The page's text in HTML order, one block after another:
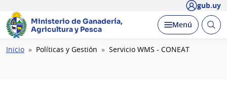
gub.uy
Ministerio de Ganadería,
Agricultura y Pesca
Desplegar
Menú Abrir
Ruta
Inicio Políticas y Gestión Servicio WMS - CONEAT